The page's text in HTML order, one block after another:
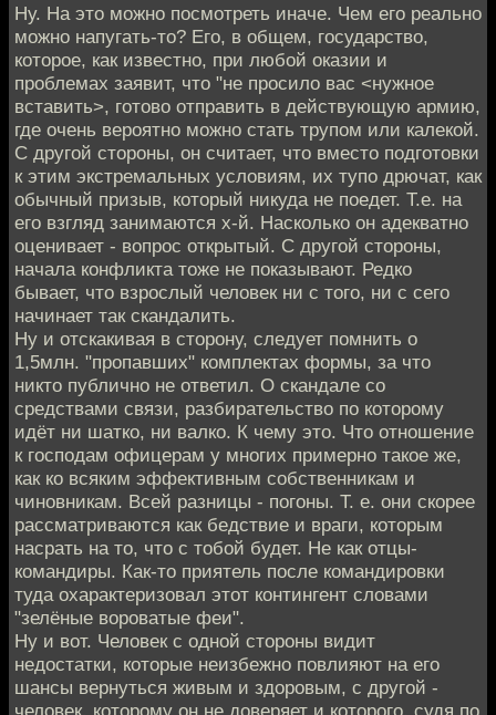
Ну. На это можно посмотреть иначе. Чем его реально
можно напугать-то? Его, в общем, государство,
которое, как известно, при любой оказии и
проблемах заявит, что "не просило вас <нужное
вставить>, готово отправить в действующую армию,
где очень вероятно можно стать трупом или калекой.
С другой стороны, он считает, что вместо подготовки
к этим экстремальных условиям, их тупо дрючат, как
обычный призыв, который никуда не поедет. Т.е. на
его взгляд занимаются х-й. Насколько он адекватно
оценивает - вопрос открытый. С другой стороны,
начала конфликта тоже не показывают. Редко
бывает, что взрослый человек ни с того, ни с сего
начинает так скандалить.
Ну и отскакивая в сторону, следует помнить о
1,5млн. "пропавших" комплектах формы, за что
никто публично не ответил. О скандале со
средствами связи, разбирательство по которому
идёт ни шатко, ни валко. К чему это. Что отношение
к господам офицерам у многих примерно такое же,
как ко всяким эффективным собственникам и
чиновникам. Всей разницы - погоны. Т. е. они скорее
рассматриваются как бедствие и враги, которым
насрать на то, что с тобой будет. Не как отцы-
командиры. Как-то приятель после командировки
туда охарактеризовал этот контингент словами
"зелёные вороватые феи".
Ну и вот. Человек с одной стороны видит
недостатки, которые неизбежно повлияют на его
шансы вернуться живым и здоровым, с другой -
человек, которому он не доверяет и которого, судя по